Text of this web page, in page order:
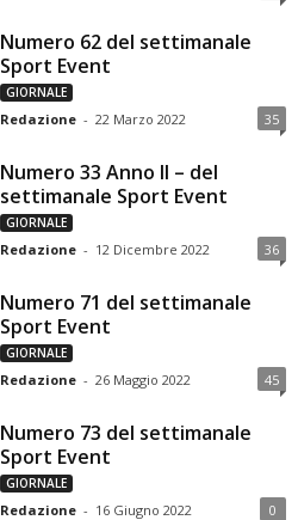
Numero 62 del settimanale
Sport Event
GIORNALE
Redazione - 22 Marzo 2022 35
Numero 33 Anno II – del
settimanale Sport Event
GIORNALE
Redazione - 12 Dicembre 2022 36
Numero 71 del settimanale
Sport Event
GIORNALE
Redazione - 26 Maggio 2022 45
Numero 73 del settimanale
Sport Event
GIORNALE
Redazione - 16 Giugno 2022 0